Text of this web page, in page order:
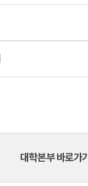
대학본부 바로가기